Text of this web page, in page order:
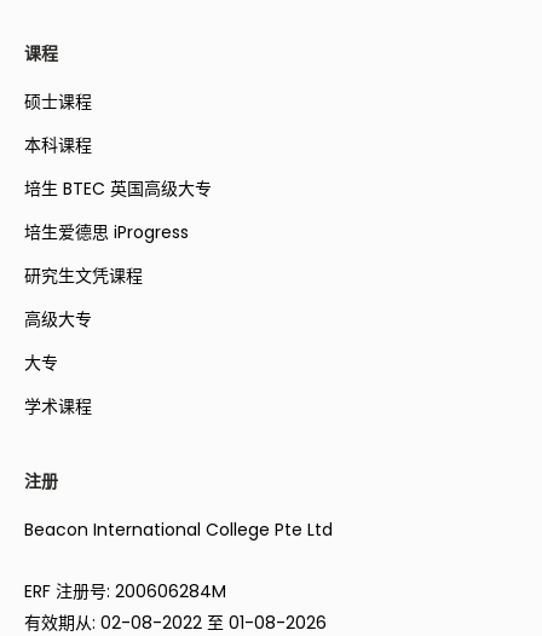
课程
硕士课程
本科课程
培生 BTEC 英国高级大专
培生爱德思 iProgress
研究生文凭课程
高级大专
大专
学术课程
注册
Beacon International College Pte Ltd
ERF 注册号: 200606284M
有效期从: 02-08-2022 至 01-08-2026